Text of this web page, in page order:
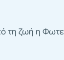
τη ζωή η